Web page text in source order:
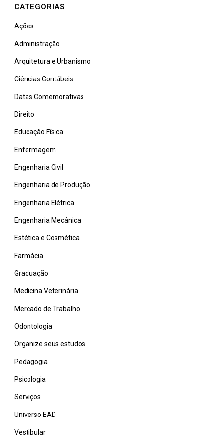
CATEGORIAS
Ações
Administração
Arquitetura e Urbanismo
Ciências Contábeis
Datas Comemorativas
Direito
Educação Física
Enfermagem
Engenharia Civil
Engenharia de Produção
Engenharia Elétrica
Engenharia Mecânica
Estética e Cosmética
Farmácia
Graduação
Medicina Veterinária
Mercado de Trabalho
Odontologia
Organize seus estudos
Pedagogia
Psicologia
Serviços
Universo EAD
Vestibular